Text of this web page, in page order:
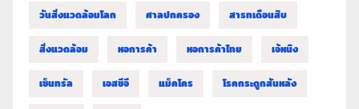
วันสิ่งแวดล้อมโลก ศาลปกครอง สารทเดือนสิบ
สิ่งแวดล้อม หอการค้า หอการค้าไทย เจ้หนิง
เซ็นทรัล เอสซีจี แม็คโคร โรคกระดูกสันหลัง